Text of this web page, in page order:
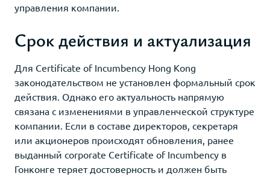
управления компании.
Срок действия и актуализация
Для Certificate of Incumbency Hong Kong
законодательством не установлен формальный срок
действия. Однако его актуальность напрямую
связана с изменениями в управленческой структуре
компании. Если в составе директоров, секретаря
или акционеров происходят обновления, ранее
выданный corporate Certificate of Incumbency в
Гонконге теряет достоверность и должен быть